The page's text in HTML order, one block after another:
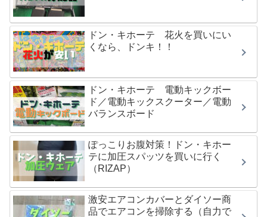
ドン・キホーテ 花火を買いにい
くなら、ドンキ！！
ドン・キホーテ 電動キックボー
ド／電動キックスクーター／電動
バランスボード
ぽっこりお腹対策！ドン・キホー
テに加圧スパッツを買いに行く
（RIZAP）
激安エアコンカバーとダイソー商
品でエアコンを掃除する（自力で